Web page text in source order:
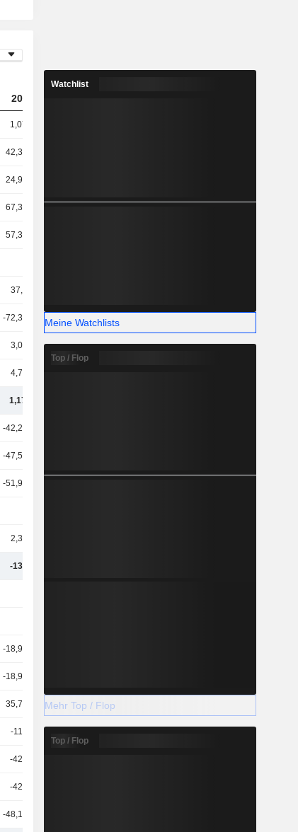
2023
1,07 Mrd.
42,39 Mio.
24,94 Mio.
67,32 Mio.
57,36 Mio.
37,5 Mio.
-72,37 Mio. -60,34 Mio.
3,04 Mio. 2,48 Mio. -4,6 Mio.
4,73 Mio.
1,17 Mrd.
-42,22 Mio.
-47,54 Mio.
-51,97 Mio.
2,37 Mio.
-139 Mio.
-18,91 Mio.
-18,91 Mio.
35,75 Mio. 77,01 Mio.
-116 Mio.
-427 Mio.
-427 Mio.
-48,19 Mio.
Watchlist
Meine Watchlists
Top / Flop
Mehr Top / Flop
Top / Flop